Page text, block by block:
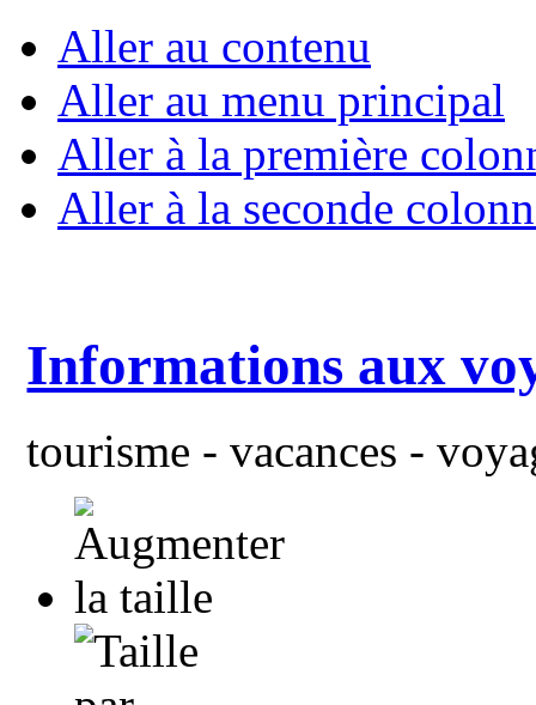
Aller au contenu
Aller au menu principal
Aller à la première
Aller à la seconde
Informations aux
tourisme - vacances -